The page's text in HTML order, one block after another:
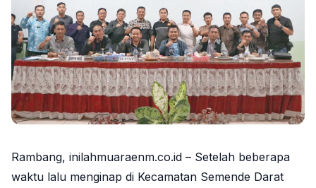
Rambang, inilahmuaraenm.co.id – Setelah beberapa
waktu lalu menginap di Kecamatan Semende Darat